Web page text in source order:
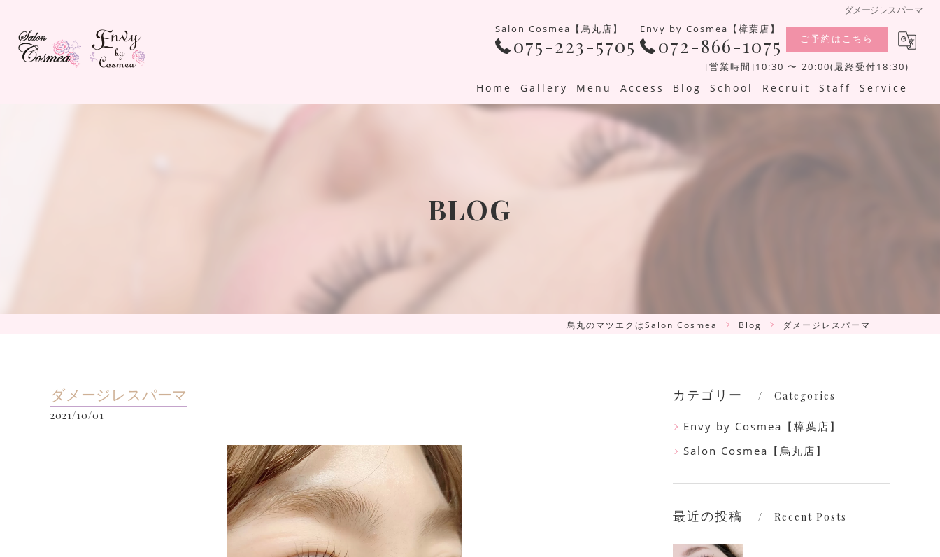
ダメージレスパーマ
Salon Cosmea【烏丸店】
075-223-5705
Envy by Cosmea【樟葉店】
072-866-1075 ご予約はこちら
[営業時間]10:30 〜 20:00(最終受付18:30)
Home Gallery Menu Access Blog School Recruit Staff Service
BLOG
烏丸のマツエクはSalon Cosmea Blog ダメージレスパーマ
ダメージレスパーマ
2021/10/01
カテゴリー Categories
Envy by Cosmea【樟葉店】
Salon Cosmea【烏丸店】
最近の投稿 Recent Posts